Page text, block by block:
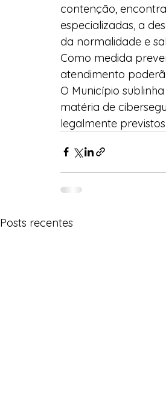
contenção,
especializadas, a
da normalidade e
Como medida
atendimento
O Município
matéria de
legalmente
Posts recentes